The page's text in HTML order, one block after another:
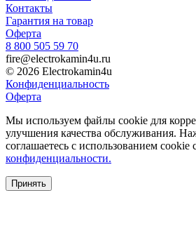
Контакты
Гарантия на товар
Оферта
8 800 505 59 70
fire@electrokamin4u.ru
© 2026 Electrokamin4u
Конфиденциальность
Оферта
Мы используем файлы cookie для
улучшения качества обслуживания.
соглашаетесь с использованием cookie
конфиденциальности.
Принять